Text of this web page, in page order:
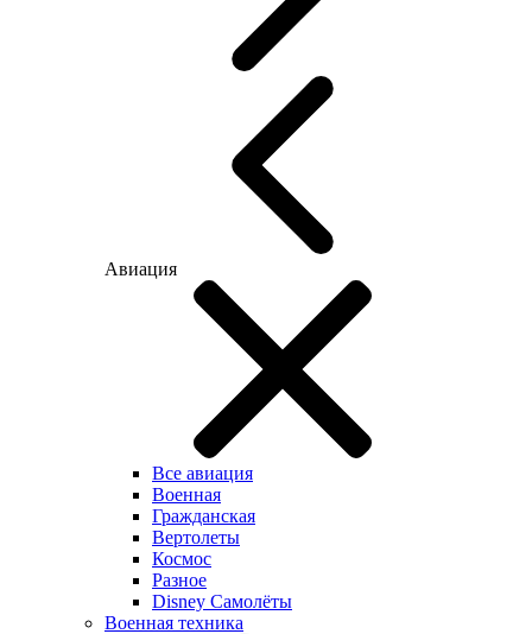
Авиация
Все авиация
Военная
Гражданская
Вертолеты
Космос
Разное
Disney Самолёты
Военная техника